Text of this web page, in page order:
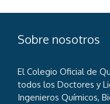
Sobre nosotros
El Colegio Oficial de
todos los Doctores y
Ingenieros Químicos,